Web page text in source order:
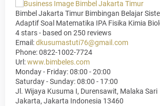
Bimbel Jakarta Timur Bimbingan Belajar
Adaptif Soal Matematika IPA Fisika Kimia
4 stars - based on 250 reviews
Email:dkusumastuti76@gmail.com
Phone:0822-1002-7724
Url:www.bimbeles.com
Monday - Friday: 08:00 - 20:00
Saturday - Sunday: 08:00 - 17:00
Jl. Wijaya Kusuma I, Durensawit, Malaka Sari
Jakarta, Jakarta Indonesia 13460